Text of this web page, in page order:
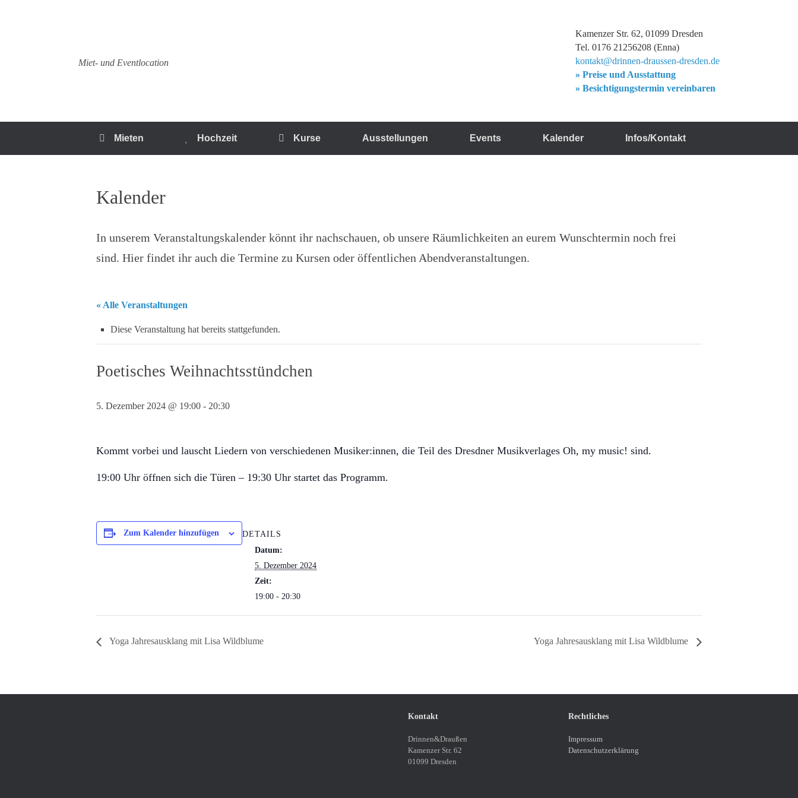
Miet- und Eventlocation
Kamenzer Str. 62, 01099 Dresden
Tel. 0176 21256208 (Enna)
kontakt@drinnen-draussen-dresden.de
» Preise und Ausstattung
» Besichtigungstermin vereinbaren
Mieten Hochzeit Kurse Ausstellungen Events Kalender Infos/Kontakt
Kalender
In unserem Veranstaltungskalender könnt ihr nachschauen, ob unsere Räumlichkeiten an eurem Wunschtermin noch frei
sind. Hier findet ihr auch die Termine zu Kursen oder öffentlichen Abendveranstaltungen.
« Alle Veranstaltungen
Diese Veranstaltung hat bereits stattgefunden.
Poetisches Weihnachtsstündchen
5. Dezember 2024 @ 19:00 - 20:30
Kommt vorbei und lauscht Liedern von verschiedenen Musiker:innen, die Teil des Dresdner Musikverlages Oh, my music! sind.
19:00 Uhr öffnen sich die Türen – 19:30 Uhr startet das Programm.
Zum Kalender hinzufügen
DETAILS
Datum:
5. Dezember 2024
Zeit:
19:00 - 20:30
Yoga Jahresausklang mit Lisa Wildblume Yoga Jahresausklang mit Lisa Wildblume
Kontakt
Drinnen&Draußen
Kamenzer Str. 62
01099 Dresden
Rechtliches
Impressum
Datenschutzerklärung